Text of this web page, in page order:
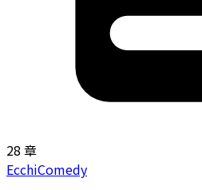
28 章
EcchiComedy